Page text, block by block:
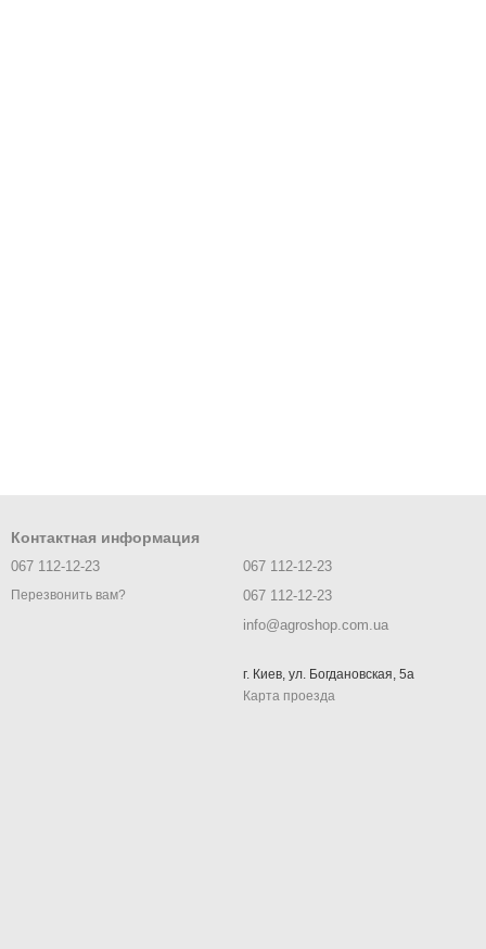
Контактная информация
067 112-12-23
Перезвонить вам?
067 112-12-23
067 112-12-23
info@agroshop.com.ua
г. Киев, ул. Богдановская, 5а
Карта проезда